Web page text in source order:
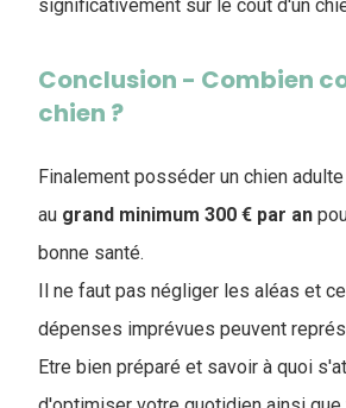
significativement sur le coût d'un
Conclusion - Combien
chien ?
Finalement posséder un chien
au grand minimum 300 € par an
bonne santé.
Il ne faut pas négliger les aléas et
dépenses imprévues peuvent
Etre bien préparé et savoir à quoi